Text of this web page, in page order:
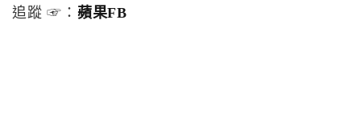
追蹤 ☞： 蘋果FB